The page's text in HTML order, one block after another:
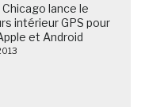
lance le
intérieur GPS pour
et Android